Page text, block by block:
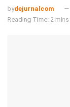
bydejurnalcom
Reading Time: 2 mins